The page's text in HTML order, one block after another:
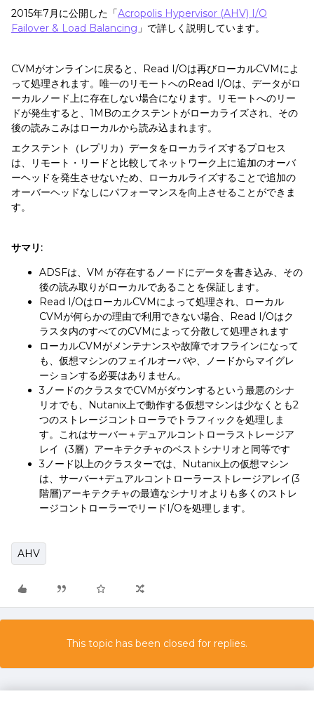
2015年7月に公開した「Acropolis Hypervisor (AHV) I/O
Failover & Load Balancing 」で詳しく説明しています。
CVMがオンラインに戻ると、Read I/Oは再びローカルCVMによ
って処理されます。唯一のリモートへのRead I/Oは、データがロ
ーカルノード上に存在しない場合になります。リモートへのリー
ドが発生すると、1MBのエクステントがローカライズされ、その
後の読みこみはローカルから読み込まれます。
エクステント（レプリカ）データをローカライズするプロセス
は、リモート・リードと比較してネットワーク上に追加のオーバ
ーヘッドを発生させないため、ローカルライズすることで追加の
オーバーヘッドなしにパフォーマンスを向上させることができま
す。
サマリ :
ADSFは、VM が存在するノードにデータを書き込み、その
後の読み取りがローカルであることを保証します。
Read I/OはローカルCVMによって処理され、ローカル
CVMが何らかの理由で利用できない場合、Read I/Oはク
ラスタ内のすべてのCVMによって分散して処理されます
ローカルCVMがメンテナンスや故障でオフラインになって
も、仮想マシンのフェイルオーバや、ノードからマイグレ
ーションする必要はありません。
3ノードのクラスタでCVMがダウンするという最悪のシナ
リオでも、Nutanix上で動作する仮想マシンは少なくとも2
つのストレージコントローラでトラフィックを処理しま
す。これはサーバー＋デュアルコントローラストレージア
レイ（3層）アーキテクチャのベストシナリオと同等です
3ノード以上のクラスターでは、Nutanix上の仮想マシン
は、サーバー+デュアルコントローラーストレージアレイ(3
階層)アーキテクチャの最適なシナリオよりも多くのストレ
ージコントローラーでリードI/Oを処理します。
AHV
This topic has been closed for replies.